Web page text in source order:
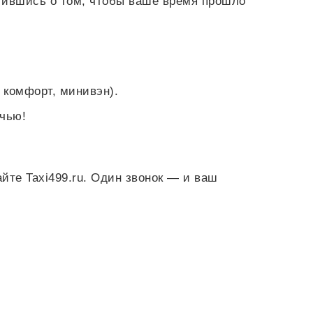
комфорт, минивэн).
Taxi499.ru. Один звонок — и ваш